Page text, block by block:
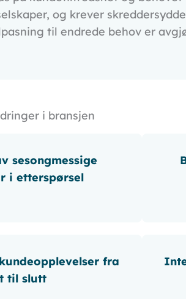
og krever
til endrede behov er
i bransjen
sesongmessige
i etterspørsel
fra
til slutt